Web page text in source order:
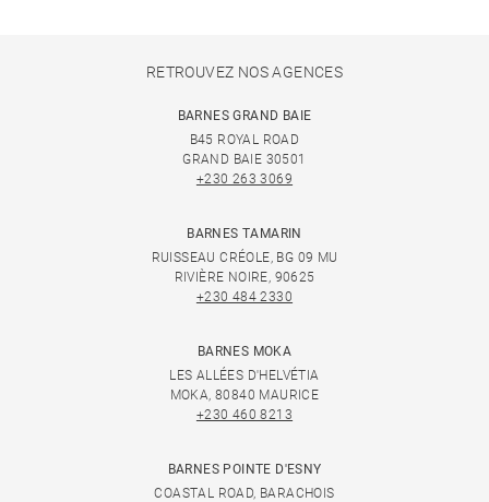
RETROUVEZ NOS AGENCES
BARNES GRAND BAIE
B45 ROYAL ROAD
GRAND BAIE 30501
+230 263 3069
BARNES TAMARIN
RUISSEAU CRÉOLE, BG 09 MU
RIVIÈRE NOIRE, 90625
+230 484 2330
BARNES MOKA
LES ALLÉES D'HELVÉTIA
MOKA, 80840 MAURICE
+230 460 8213
BARNES POINTE D'ESNY
COASTAL ROAD, BARACHOIS